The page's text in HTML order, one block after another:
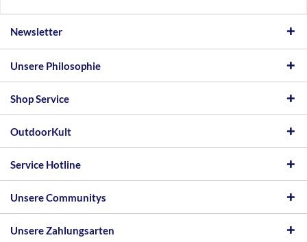
Newsletter
Unsere Philosophie
Shop Service
OutdoorKult
Service Hotline
Unsere Communitys
Unsere Zahlungsarten